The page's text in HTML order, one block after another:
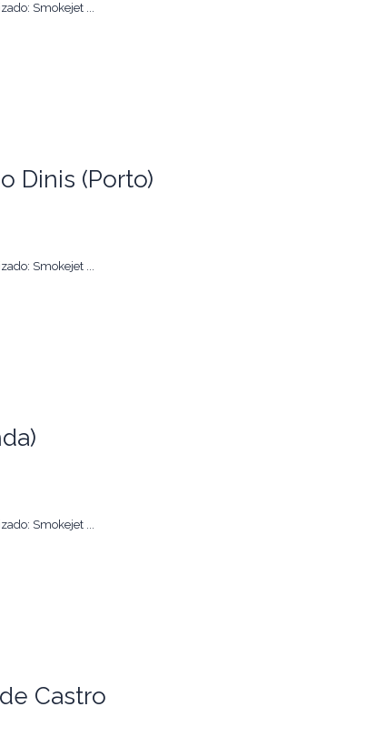
Smokejet ...
Dinis (Porto)
Smokejet ...
Smokejet ...
Castro